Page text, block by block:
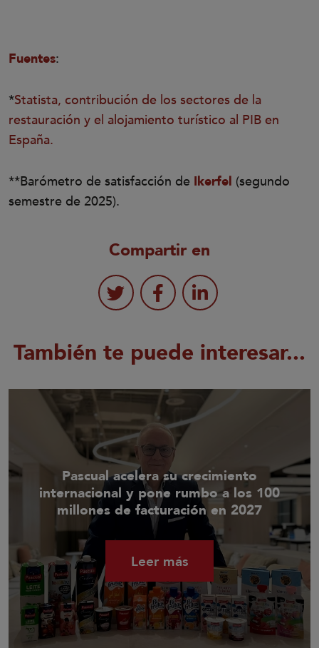
Fuentes:
*Statista, contribución de los sectores de la
restauración y el alojamiento turístico al PIB en
España.
**Barómetro de satisfacción de Ikerfel (segundo
semestre de 2025).
Compartir en
También te puede interesar...
Pascual acelera su crecimiento
internacional y pone rumbo a los 100
millones de facturación en 2027
Leer más